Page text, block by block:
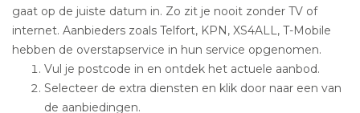
gaat op de juiste datum in. Zo zit je nooit zonder TV of
internet. Aanbieders zoals Telfort, KPN, XS4ALL, T-Mobile
hebben de overstapservice in hun service opgenomen.
Vul je postcode in en ontdek het actuele aanbod.
Selecteer de extra diensten en klik door naar een van
de aanbiedingen.